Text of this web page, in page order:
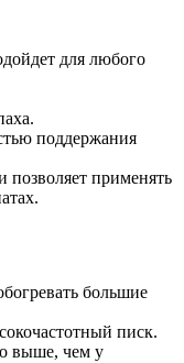
для любого
поддержания
применять
большие
писк.
выше, чем у